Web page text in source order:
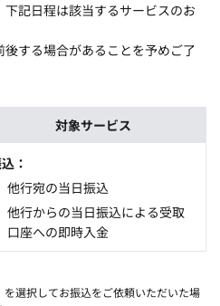
記日程は該当するサービスのお
する場合があることを予めご了
対象サービス
他行宛の当日振込
他行からの当日振込による受取
口座への即時入金
選択してお振込をご依頼いただいた場